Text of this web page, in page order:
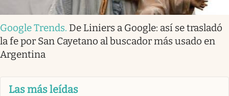
Google Trends. De Liniers a Google: así se trasladó
la fe por San Cayetano al buscador más usado en
Argentina
Las más leídas